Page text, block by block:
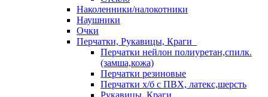
Наколенники/налокотники
Наушники
Очки
Перчатки, Рукавицы, Краги
Перчатки нейлон полиуретан,спилк.
(замша,кожа)
Перчатки резиновые
Перчатки х/б с ПВХ, латекс,шерсть
Рукавицы, Краги